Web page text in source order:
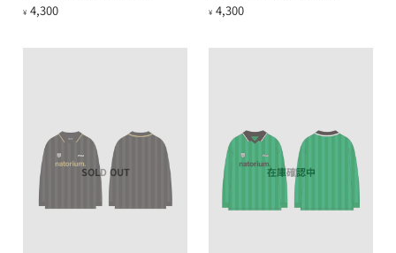
¥ 4,300 ¥ 4,300
SOLD OUT 在庫確認中